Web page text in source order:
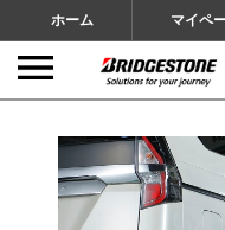
ホーム マイペ